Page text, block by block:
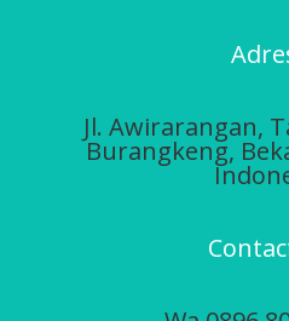
Jl. Awirarangan,
Burangkeng,